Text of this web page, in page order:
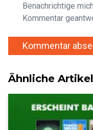
Benachrichtige
Kommentar
Kommentar
Ähnliche Artikel